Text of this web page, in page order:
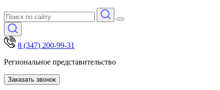
8 (347) 200-99-31
Региональное представительство
Заказать звонок